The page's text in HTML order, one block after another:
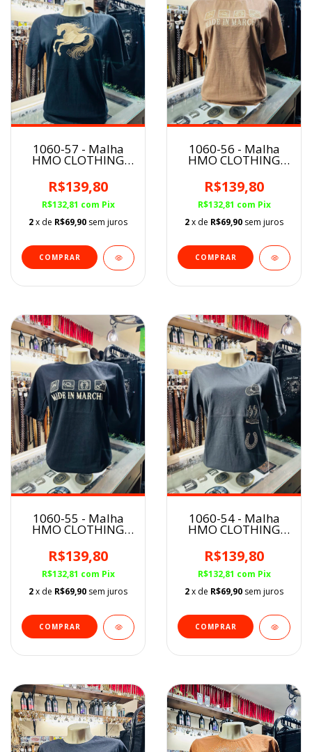
1060-57 - Malha
HMO CLOTHING
R$139,80
R$132,81 com Pix
2x de R$69,90 sem juros
COMPRAR
1060-56 - Malha
HMO CLOTHING
R$139,80
R$132,81 com Pix
2x de R$69,90 sem juros
COMPRAR
1060-55 - Malha
HMO CLOTHING
R$139,80
R$132,81 com Pix
2x de R$69,90 sem juros
COMPRAR
1060-54 - Malha
HMO CLOTHING
R$139,80
R$132,81 com Pix
2x de R$69,90 sem juros
COMPRAR